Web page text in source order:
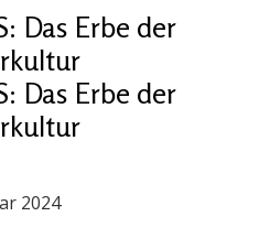
Das Erbe der
Das Erbe der
2024